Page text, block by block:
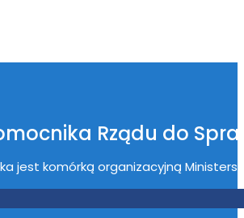
Rządu do
jest komórką organizacyjną